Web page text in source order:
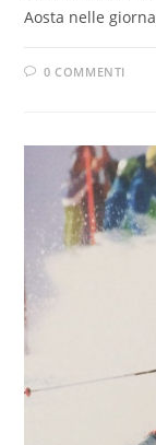
Aosta nelle
0 COMMENTI